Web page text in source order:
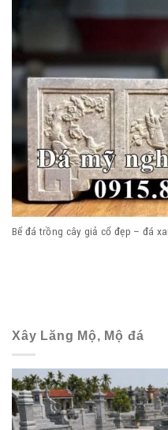
Bể đá trồng cây giả cổ đẹp – đá
Xây Lăng Mộ, Mộ đá